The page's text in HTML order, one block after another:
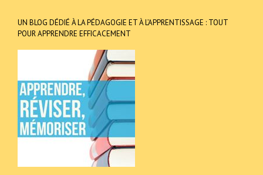
UN BLOG DÉDIÉ À LA PÉDAGOGIE ET À L’APPRENTISSAGE : TOUT
POUR APPRENDRE EFFICACEMENT